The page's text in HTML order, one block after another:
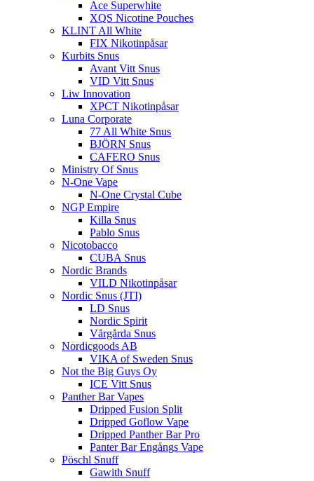
Ace Superwhite
XQS Nicotine Pouches
KLINT All White
FIX Nikotinpåsar
Kurbits Snus
Avant Vitt Snus
VID Vitt Snus
Liw Innovation
XPCT Nikotinpåsar
Luna Corporate
77 All White Snus
BJÖRN Snus
CAFERO Snus
Ministry Of Snus
N-One Vape
N-One Crystal Cube
NGP Empire
Killa Snus
Pablo Snus
Nicotobacco
CUBA Snus
Nordic Brands
VILD Nikotinpåsar
Nordic Snus (JTI)
LD Snus
Nordic Spirit
Vårgårda Snus
Nordicgoods AB
VIKA of Sweden Snus
Not the Big Guys Oy
ICE Vitt Snus
Panther Bar Vapes
Dripped Fusion Split
Dripped Goflow Vape
Dripped Panther Bar Pro
Panter Bar Engångs Vape
Pöschl Snuff
Gawith Snuff